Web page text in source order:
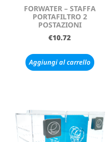
FORWATER – STAFFA
PORTAFILTRO 2
POSTAZIONI
€10.72
Aggiungi al carrello